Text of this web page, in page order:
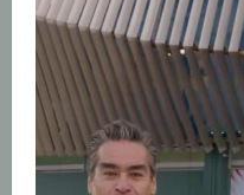
n
d
o